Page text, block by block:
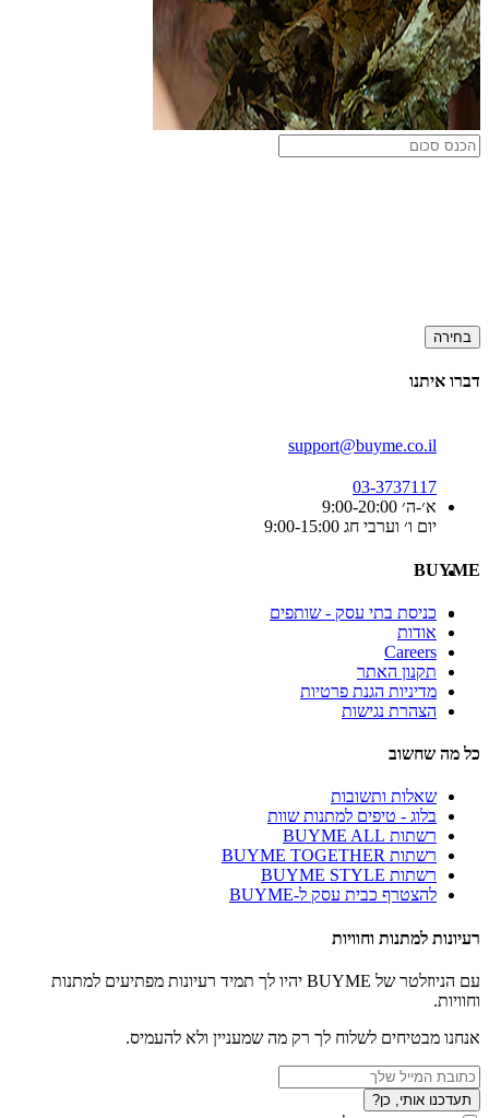
בחירה
דברו איתנו
support@buyme.co.il
03-3737117
א׳-ה׳ 9:00-20:00
יום ו׳ וערבי חג 9:00-15:00
BUYME
כניסת בתי עסק - שותפים
אודות
Careers
תקנון האתר
מדיניות הגנת פרטיות
הצהרת נגישות
כל מה שחשוב
שאלות ותשובות
בלוג - טיפים למתנות שוות
רשתות BUYME ALL
רשתות BUYME TOGETHER
רשתות BUYME STYLE
להצטרף כבית עסק ל-BUYME
רעיונות למתנות וחוויות
עם הניוזלטר של BUYME יהיו לך תמיד רעיונות מפתיעים למתנות
וחוויות.
אנחנו מבטיחים לשלוח לך רק מה שמעניין ולא להעמיס.
תעדכנו אותי, כן?